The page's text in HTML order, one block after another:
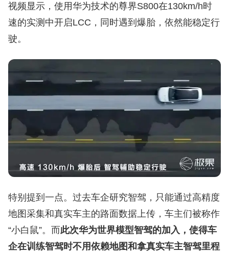
视频显示，使用华为技术的尊界S800在130km/h时
速的实测中开启LCC，同时遇到爆胎，依然能稳定行
驶。
特别提到一点。过去车企研究智驾，只能通过高精度
地图采集和真实车主的路面数据上传，车主们被称作
“小白鼠”。而此次华为世界模型智驾的加入，使得车
企在训练智驾时不用依赖地图和拿真实车主智驾里程